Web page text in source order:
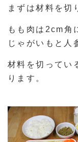
まずは材料を切
もも肉は2cm角
じゃがいもと人
材料を切ってい
ります。